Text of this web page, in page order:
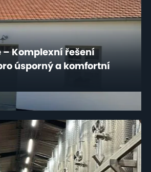
– Komplexní řešení
úsporný a komfortní